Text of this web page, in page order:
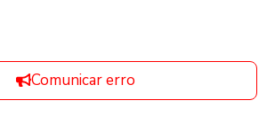
Comunicar erro